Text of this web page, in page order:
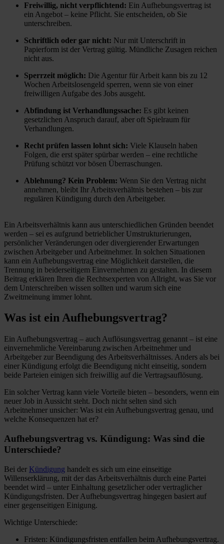
Freiwillig, nicht verpflichtend: Ein Aufhebungsvertrag ist
ein Angebot – keine Pflicht. Sie entscheiden, ob Sie
unterschreiben.
Schriftlich oder gar nicht: Nur mit Unterschrift in
Papierform ist der Vertrag gültig. Mündliche Zusagen reichen
nicht aus.
Sperrzeit möglich: Die Agentur für Arbeit kann bis zu 12
Wochen Arbeitslosengeld sperren, wenn sie von einer
freiwilligen Aufgabe des Jobs ausgeht.
Abfindung ist Verhandlungssache: Es gibt keinen
gesetzlichen Anspruch darauf, aber oft Spielraum für
Verhandlungen.
Recht prüfen lassen lohnt sich: Viele Klauseln haben
Folgen, die erst später spürbar werden – eine rechtliche
Prüfung schützt vor bösen Überraschungen.
Ablehnung? Kein Problem: Wenn Sie den Vertrag nicht
annehmen, bleibt Ihr Arbeitsverhältnis bestehen – bis zur
regulären Kündigung durch den Arbeitgeber.
Ein Arbeitsverhältnis kann aus unterschiedlichen Gründen beendet
werden – sei es aufgrund betrieblicher Umstrukturierungen,
persönlicher Veränderungen oder divergierender Erwartungen
zwischen Arbeitgeber und Arbeitnehmer. In solchen Situationen
kann ein Aufhebungsvertrag eine Möglichkeit darstellen, die
Trennung in beiderseitigem Einvernehmen zu gestalten. In diesem
Beitrag erklären Ihren die Rechtsexperten von Allright, was Sie vor
dem Unterschreiben wissen sollten und warum sich eine
Zweitmeinung immer lohnt.
Was ist ein Aufhebungsvertrag?
Ein Aufhebungsvertrag – auch Auflösungsvertrag genannt – ist eine
einvernehmliche Vereinbarung zwischen Arbeitnehmer und
Arbeitgeber zur Beendigung des Arbeitsverhältnisses. Anders als bei
einer Kündigung erfolgt die Beendigung nicht einseitig, sondern
beide Parteien einigen sich freiwillig auf die Vertragsauflösung.
Ein solcher Vertrag kann viele Vorteile bieten – besonders, wenn ein
neuer Job in Aussicht steht. Doch nicht selten sind sich
Arbeitnehmer unsicher: Was ist ein Aufhebungsvertrag genau, und
welche Konsequenzen hat er?
Aufhebungsvertrag vs. Kündigung: Was sind die
Unterschiede?
Bei der Kündigung handelt es sich um eine einseitige
Willenserklärung, mit der das Arbeitsverhältnis durch eine Partei
beendet wird – unter Einhaltung gesetzlicher oder vertraglicher
Kündigungsfristen. Der Aufhebungsvertrag hingegen basiert auf
einer gegenseitigen Einigung.
Wichtige Unterschiede:
Fristen: Kündigungsfristen entfallen beim Aufhebungsvertrag.